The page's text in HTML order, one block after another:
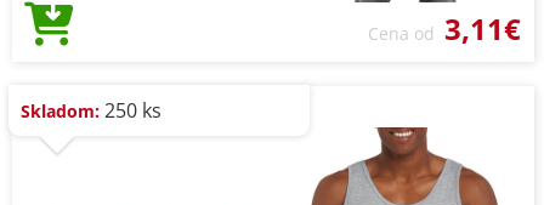
Cena od 3,11€
Skladom: 250 ks